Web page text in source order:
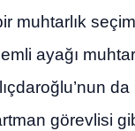
muhtarlık
ayağı
görevlisi